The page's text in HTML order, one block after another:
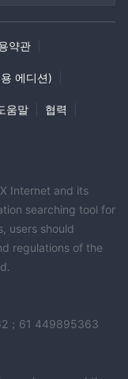
약관
에디션)
움말 협력
Internet and its
searching tool for
users should
regulations of the
；61 449895363